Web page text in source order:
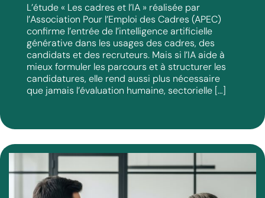
L’étude « Les cadres et l’IA » réalisée par
l’Association Pour l’Emploi des Cadres (APEC)
confirme l’entrée de l’intelligence artificielle
générative dans les usages des cadres, des
candidats et des recruteurs. Mais si l’IA aide à
mieux formuler les parcours et à structurer les
candidatures, elle rend aussi plus nécessaire
que jamais l’évaluation humaine, sectorielle […]